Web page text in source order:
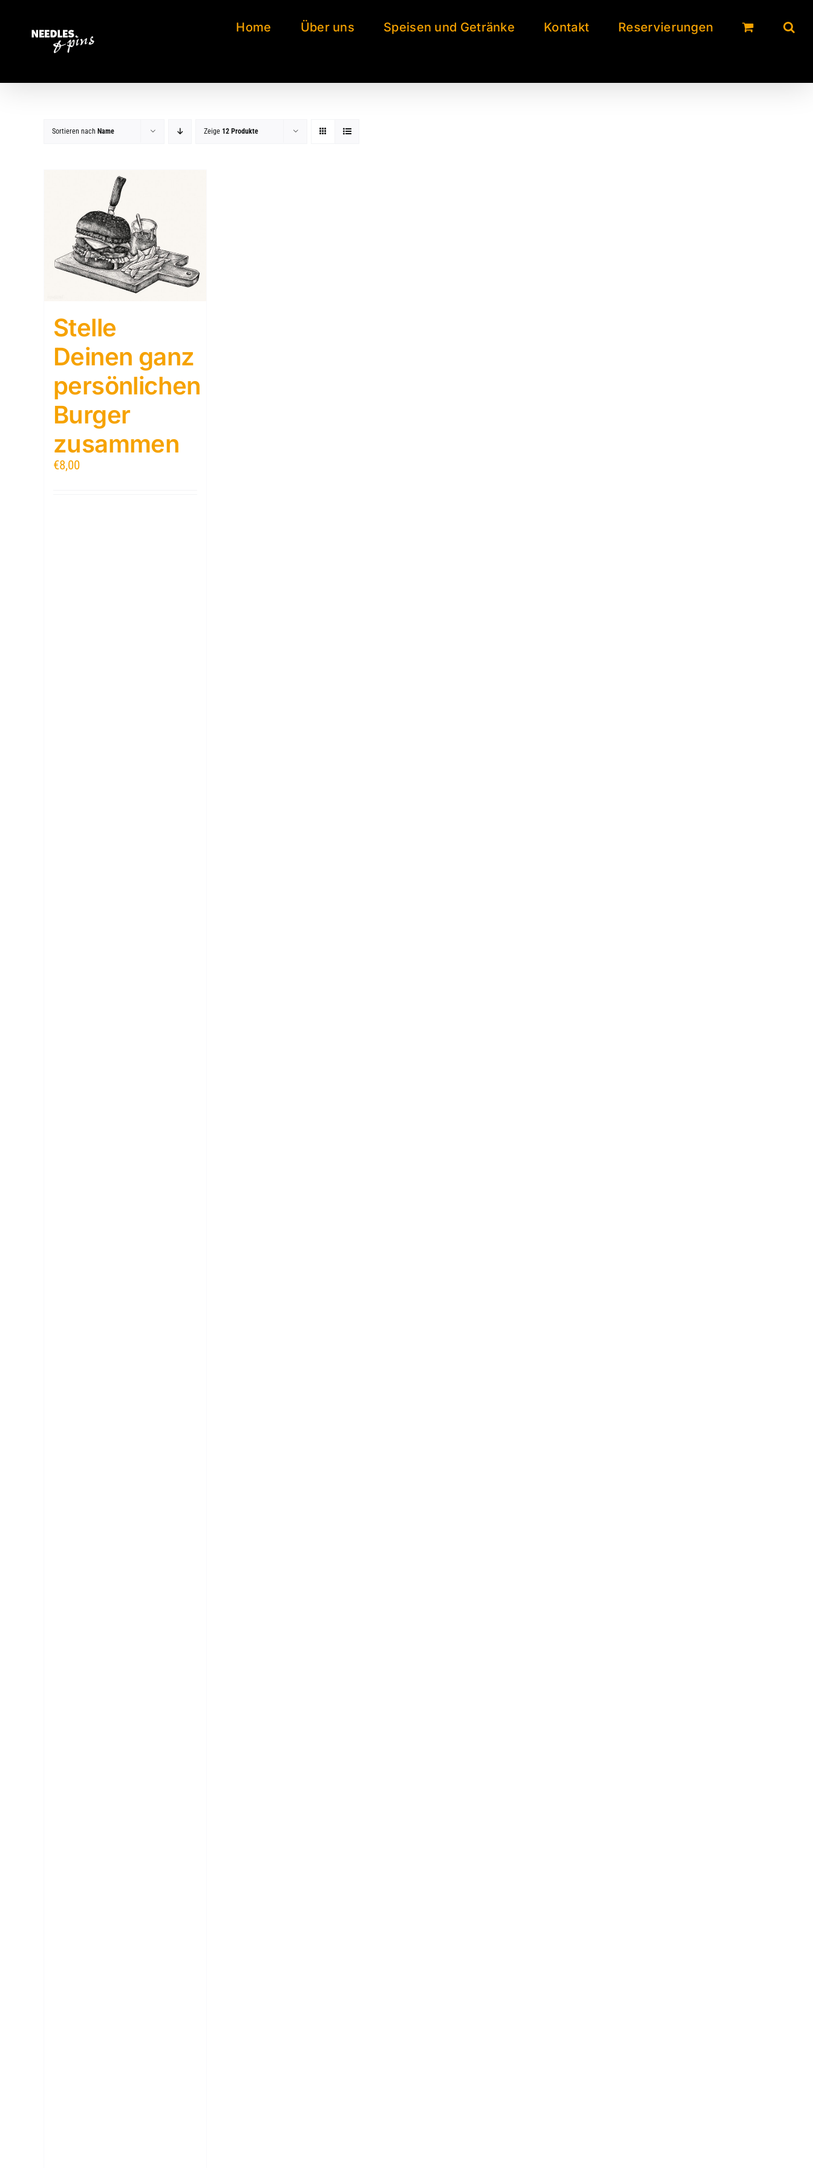
springen
Home Über uns Speisen und Getränke Kontakt Reservierungen
Sortieren nach Name Zeige 12 Produkte
Stelle
Deinen ganz
persönlichen
Burger
zusammen
€8,00